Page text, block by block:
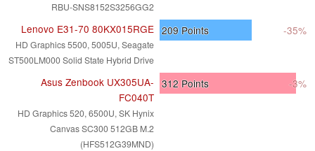
RBU-SNS8152S3256GG2
Lenovo E31-70 80KX015RGE
HD Graphics 5500, 5005U, Seagate
ST500LM000 Solid State Hybrid Drive
209 Points -35%
Asus Zenbook UX305UA-
FC040T
HD Graphics 520, 6500U, SK Hynix
Canvas SC300 512GB M.2
(HFS512G39MND)
312 Points -3%